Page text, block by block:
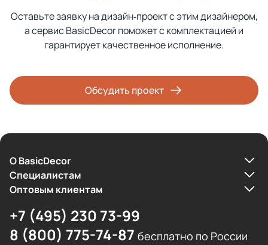
Оставьте заявку на дизайн‑проект с этим дизайнером,
а сервис BasicDecor поможет с комплектацией и
гарантирует качественное исполнение.
Обсудить проект
О BasicDecor
Cпециалистам
Оптовым клиентам
+7 (495) 230 73-99
8 (800) 775-74-87 бесплатно по России